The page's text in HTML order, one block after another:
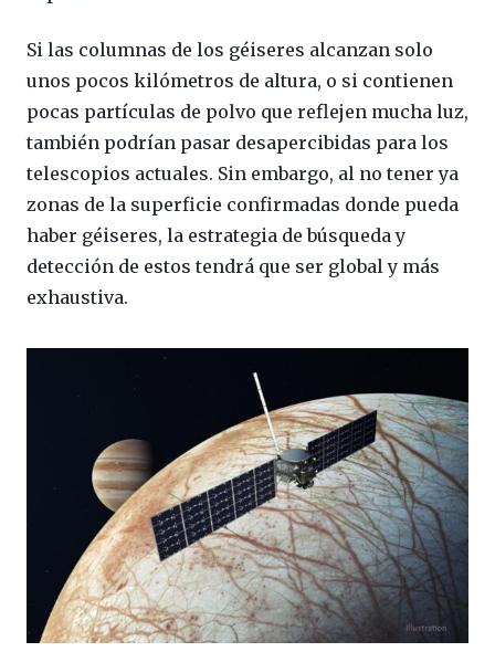
Si las columnas de los géiseres alcanzan solo
unos pocos kilómetros de altura, o si contienen
pocas partículas de polvo que reflejen mucha luz,
también podrían pasar desapercibidas para los
telescopios actuales. Sin embargo, al no tener ya
zonas de la superficie confirmadas donde pueda
haber géiseres, la estrategia de búsqueda y
detección de estos tendrá que ser global y más
exhaustiva.